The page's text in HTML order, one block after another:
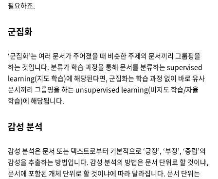
필요하죠.
군집화
‘군집화’는 여러 문서가 주어졌을 때 비슷한 주제의 문서끼리 그룹핑을
하는 것입니다. 분류가 학습 과정을 통해 문서를 분류하는 supervised
learning(지도 학습)에 해당된다면, 군집화는 학습 과정 없이 바로 유사
문서끼리 그룹핑을 하는 unsupervised learning(비지도 학습/자율
학습)에 해당됩니다.
감성 분석
감성 분석은 문서 또는 텍스트로부터 기본적으로 ‘긍정’, ‘부정’, ‘중립’의
감성을 추출하는 방법입니다. 감성 분석의 방법은 문서 단위로 할 것이냐,
문서에 포함된 개체 단위로 할 것이냐에 따라 달라집니다. 문서 단위는